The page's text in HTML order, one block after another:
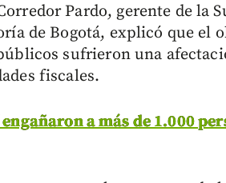
Pardo, gerente de la
de Bogotá, explicó que el
sufrieron una
fiscales.
a más de 1.000